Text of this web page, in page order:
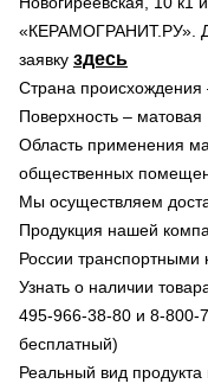
«КЕРАМОГРАНИТ.РУ».
заявку здесь
Страна происхождения
Поверхность – матовая
Область применения
общественных
Мы осуществляем
Продукция нашей
России транспортными
Узнать о наличии
495-966-38-80 и 8-800-
бесплатный)
Реальный вид продукта